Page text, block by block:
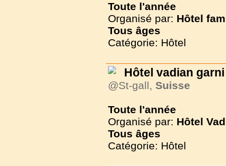
Toute l'année
Organisé par: Hôtel
Tous âges
Catégorie: Hôtel
Hôtel vadian garni
@St-gall, Suisse
Toute l'année
Organisé par: Hôtel
Tous âges
Catégorie: Hôtel